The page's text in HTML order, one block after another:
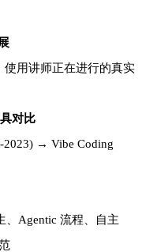
用讲师正在进行的真实
对比
2023) → Vibe Coding
、Agentic 流程、自主